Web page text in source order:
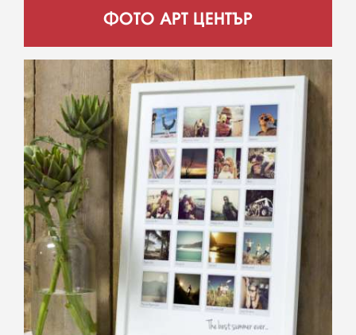
ФОТО АРТ ЦЕНТЪР